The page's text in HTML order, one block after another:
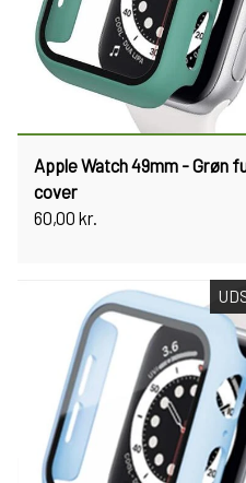
Apple Watch 49mm - Grøn
cover
60,00 kr.